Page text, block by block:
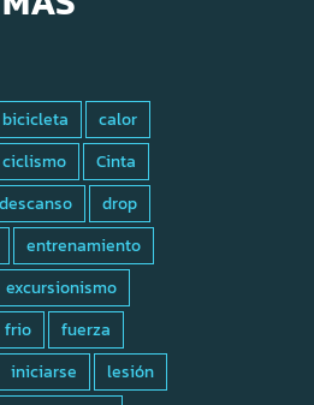
bicicleta
calor
ciclismo
Cinta
descanso
drop
entrenamiento
excursionismo
frio
fuerza
iniciarse
lesión